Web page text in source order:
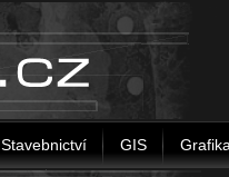
Stavebnictví GIS